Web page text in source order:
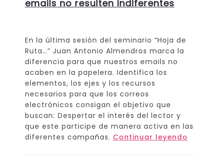
emails no resulten indiferentes
En la última sesión del seminario “Hoja de
Ruta…” Juan Antonio Almendros marca la
diferencia para que nuestros emails no
acaben en la papelera. Identifica los
elementos, los ejes y los recursos
necesarios para que los correos
electrónicos consigan el objetivo que
buscan: Despertar el interés del lector y
que este participe de manera activa en las
diferentes campañas. Continuar leyendo